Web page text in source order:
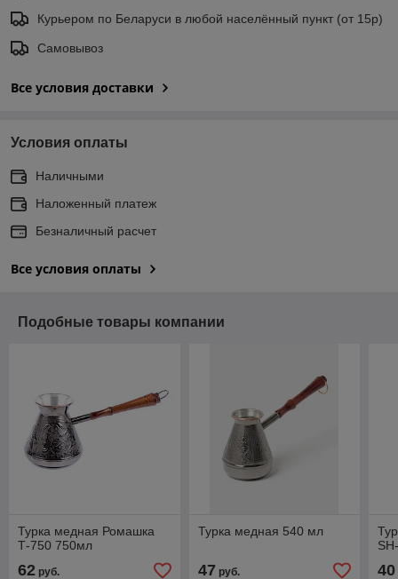
Курьером по Беларуси в любой населённый пункт (от 15р)
Самовывоз
Все условия доставки
Условия оплаты
Наличными
Наложенный платеж
Безналичный расчет
Все условия оплаты
Подобные товары компании
Турка медная Ромашка
Т-750 750мл
62 руб.
Турка медная 540 мл
47 руб. 40